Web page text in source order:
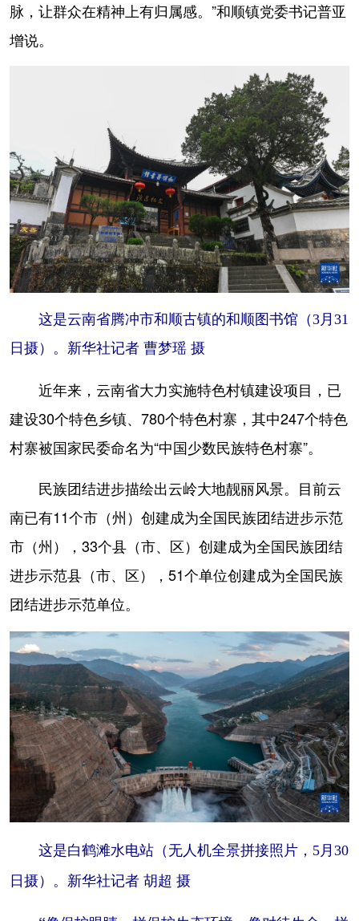
脉，让群众在精神上有归属感。”和顺镇党委书记普亚
增说。
这是云南省腾冲市和顺古镇的和顺图书馆（3月31
日摄）。新华社记者 曹梦瑶 摄
近年来，云南省大力实施特色村镇建设项目，已
建设30个特色乡镇、780个特色村寨，其中247个特色
村寨被国家民委命名为“中国少数民族特色村寨”。
民族团结进步描绘出云岭大地靓丽风景。目前云
南已有11个市（州）创建成为全国民族团结进步示范
市（州），33个县（市、区）创建成为全国民族团结
进步示范县（市、区），51个单位创建成为全国民族
团结进步示范单位。
这是白鹤滩水电站（无人机全景拼接照片，5月30
日摄）。新华社记者 胡超 摄